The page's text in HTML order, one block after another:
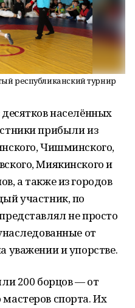
республиканский турнир
населённых
прибыли из
Чишминского,
Миякинского и
а также из городов
участник, по
не просто
от
уважении и упорстве.
200 борцов — от
спорта. Их